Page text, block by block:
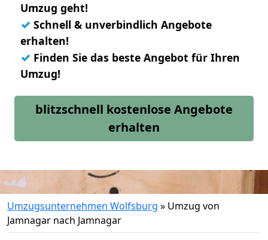
Umzug geht!
✓ Schnell & unverbindlich Angebote
erhalten!
✓ Finden Sie das beste Angebot für Ihren
Umzug!
blitzschnell kostenlose Angebote
erhalten
Umzugsunternehmen Wolfsburg » Umzug von
Jamnagar nach Jamnagar